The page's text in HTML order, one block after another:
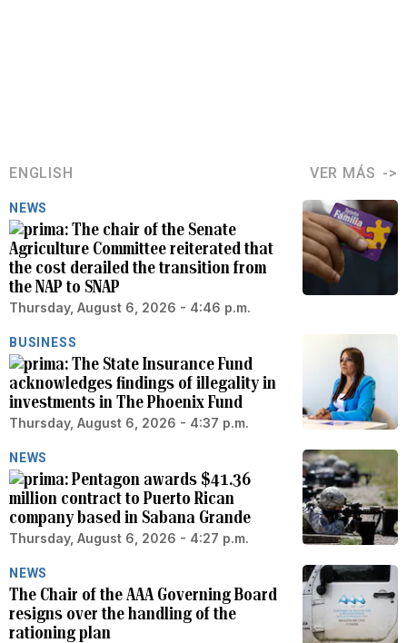
ENGLISH VER MÁS
NEWS
The chair of the Senate
Agriculture Committee reiterated that
the cost derailed the transition from
the NAP to SNAP
Thursday, August 6, 2026 - 4:46 p.m.
BUSINESS
The State Insurance Fund
acknowledges findings of illegality in
investments in The Phoenix Fund
Thursday, August 6, 2026 - 4:37 p.m.
NEWS
Pentagon awards $41.36
million contract to Puerto Rican
company based in Sabana Grande
Thursday, August 6, 2026 - 4:27 p.m.
NEWS
The Chair of the AAA Governing Board
resigns over the handling of the
rationing plan